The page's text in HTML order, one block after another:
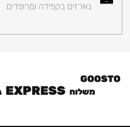
נארזים בקפידה ומרופדים